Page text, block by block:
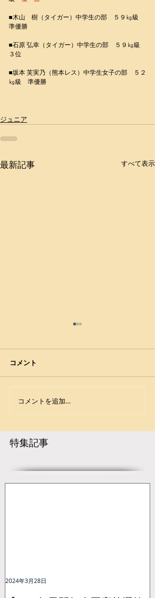
■木山　樹（タイガー）中学生の部　５９㎏級
準優勝
■石原 弘幸（タイガー）中学生の部　５９㎏級
３位
■坂本 芙実乃（熊本レス）中学生女子の部　５２
㎏級　準優勝
ジュニア
最新記事 すべて表示
【大会要項】令和8年度
コメント
コメントを追加…
特集記事
2024年3月28日